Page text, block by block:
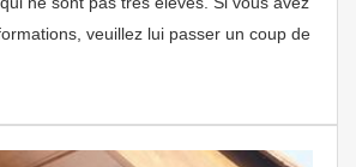
veuillez lui passer un coup de